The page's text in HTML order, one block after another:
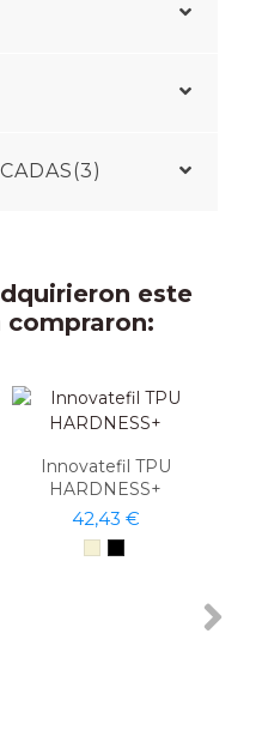
este
Innovatefil TPU
HARDNESS+
42,43 €